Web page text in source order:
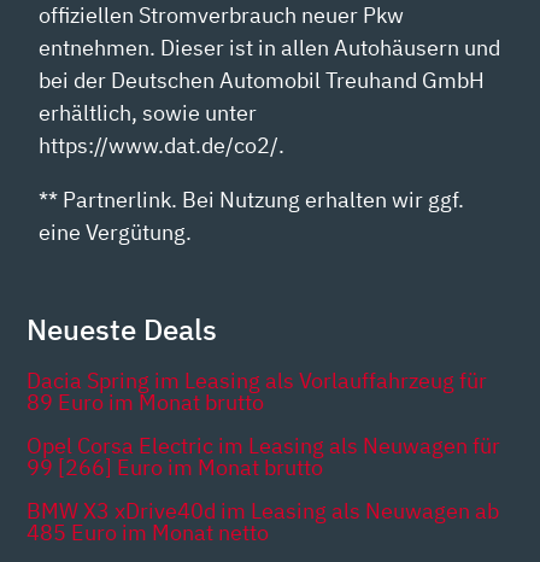
offiziellen Stromverbrauch neuer Pkw
entnehmen. Dieser ist in allen Autohäusern und
bei der Deutschen Automobil Treuhand GmbH
erhältlich, sowie unter
https://www.dat.de/co2/.
** Partnerlink. Bei Nutzung erhalten wir ggf.
eine Vergütung.
Neueste Deals
Dacia Spring im Leasing als Vorlauffahrzeug für
89 Euro im Monat brutto
Opel Corsa Electric im Leasing als Neuwagen für
99 [266] Euro im Monat brutto
BMW X3 xDrive40d im Leasing als Neuwagen ab
485 Euro im Monat netto